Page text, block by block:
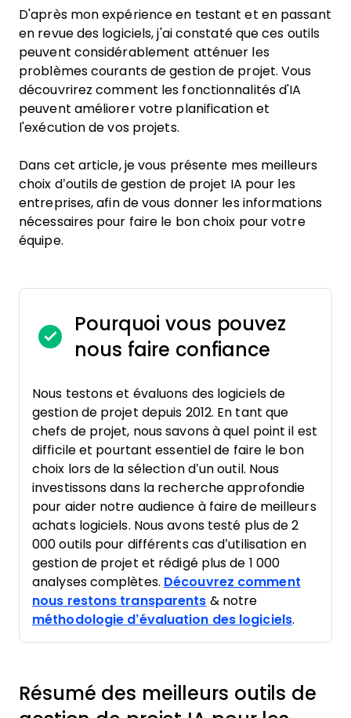
D'après mon expérience en testant et en passant
en revue des logiciels, j'ai constaté que ces outils
peuvent considérablement atténuer les
problèmes courants de gestion de projet. Vous
découvrirez comment les fonctionnalités d'IA
peuvent améliorer votre planification et
l'exécution de vos projets.
Dans cet article, je vous présente mes meilleurs
choix d’outils de gestion de projet IA pour les
entreprises, afin de vous donner les informations
nécessaires pour faire le bon choix pour votre
équipe.
Pourquoi vous pouvez
nous faire confiance
Nous testons et évaluons des logiciels de
gestion de projet depuis 2012. En tant que
chefs de projet, nous savons à quel point il est
difficile et pourtant essentiel de faire le bon
choix lors de la sélection d’un outil. Nous
investissons dans la recherche approfondie
pour aider notre audience à faire de meilleurs
achats logiciels. Nous avons testé plus de 2
000 outils pour différents cas d’utilisation en
gestion de projet et rédigé plus de 1 000
analyses complètes. Découvrez comment
nous restons transparents & notre
méthodologie d’évaluation des logiciels.
Résumé des meilleurs outils de